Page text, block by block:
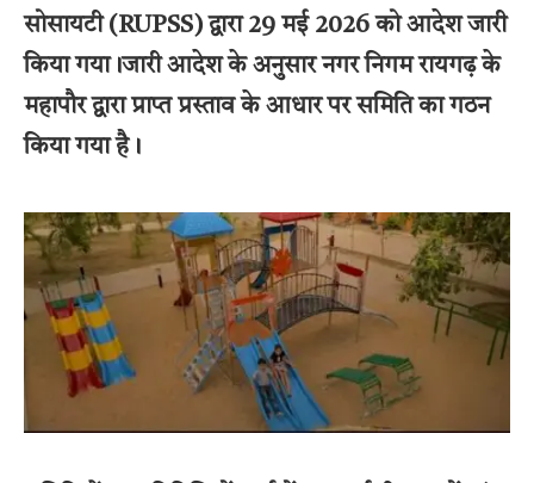
सोसायटी (RUPSS) द्वारा 29 मई 2026 को आदेश जारी
किया गया।जारी आदेश के अनुसार नगर निगम रायगढ़ के
महापौर द्वारा प्राप्त प्रस्ताव के आधार पर समिति का गठन
किया गया है।